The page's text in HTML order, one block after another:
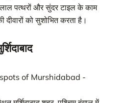
पत्थरों और सुंदर टाइल के काम
को सुशोभित करता है।